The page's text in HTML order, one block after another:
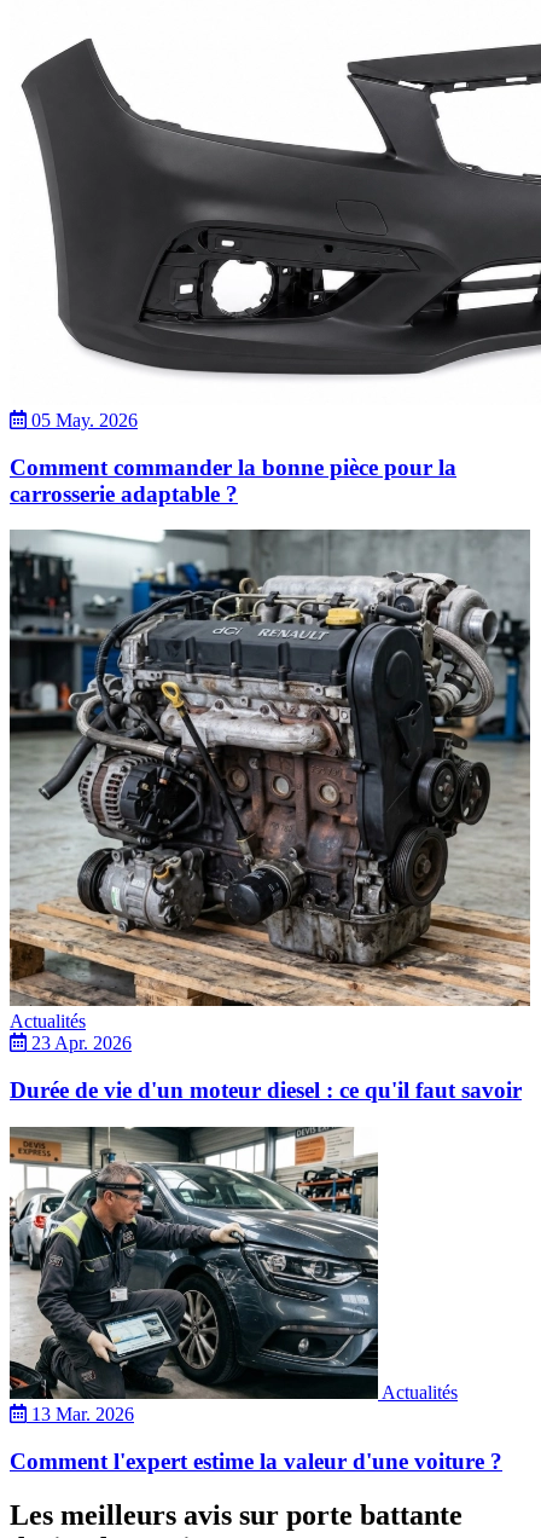
05 May. 2026
Comment commander la bonne pièce pour la
carrosserie adaptable ?
Actualités
23 Apr. 2026
Durée de vie d'un moteur diesel : ce qu'il faut savoir
Actualités
13 Mar. 2026
Comment l'expert estime la valeur d'une voiture ?
Les meilleurs avis sur porte battante